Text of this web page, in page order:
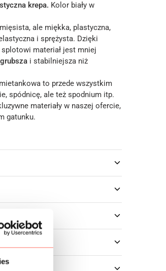
krepa. Kolor biały w
ale miękka, plastyczna,
i sprężysta. Dzięki
materiał jest mniej
i stabilniejsza niż
to przede wszystkim
spódnicę, ale też spodnium itp.
materiały w naszej ofercie,
gatunku.